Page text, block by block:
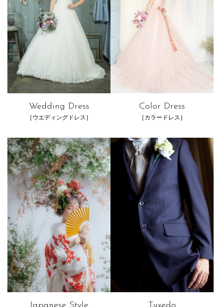
Wedding Dress
［ウエディングドレス］
Color Dress
［カラードレス］